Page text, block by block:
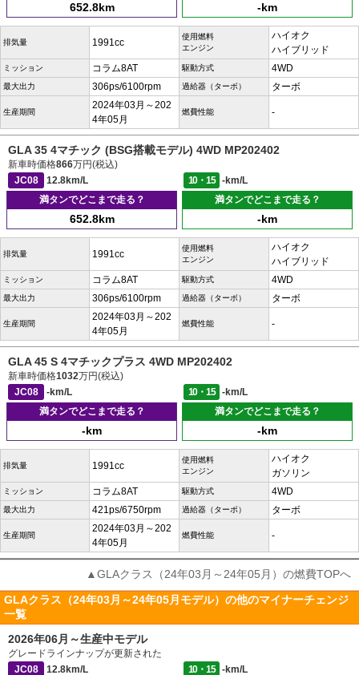
652.8km -km
排気量 1991cc
使用燃料
エンジン
ハイオク
ハイブリッド
ミッション コラム8AT 駆動方式 4WD
最大出力 306ps/6100rpm 過給器（ターボ） ターボ
生産期間
2024年03月～202
4年05月
燃費性能 -
GLA 35 4マチック (BSG搭載モデル) 4WD MP202402
新車時価格866万円(税込)
JC08
12.8km/L 10・15
-km/L
満タンでどこまで走る？
652.8km
満タンでどこまで走る？
-km
排気量 1991cc
使用燃料
エンジン
ハイオク
ハイブリッド
ミッション コラム8AT 駆動方式 4WD
最大出力 306ps/6100rpm 過給器（ターボ） ターボ
生産期間
2024年03月～202
4年05月
燃費性能 -
GLA 45 S 4マチックプラス 4WD MP202402
新車時価格1032万円(税込)
JC08
-km/L 10・15
-km/L
満タンでどこまで走る？
-km
満タンでどこまで走る？
-km
排気量 1991cc
使用燃料
エンジン
ハイオク
ガソリン
ミッション コラム8AT 駆動方式 4WD
最大出力 421ps/6750rpm 過給器（ターボ） ターボ
生産期間
2024年03月～202
4年05月
燃費性能 -
▲GLAクラス（24年03月～24年05月）の燃費TOPへ
GLAクラス（24年03月～24年05月モデル）の他のマイナーチェンジ
一覧
2026年06月～生産中モデル
グレードラインナップが更新された
JC08
12.8km/L 10・15 -km/L